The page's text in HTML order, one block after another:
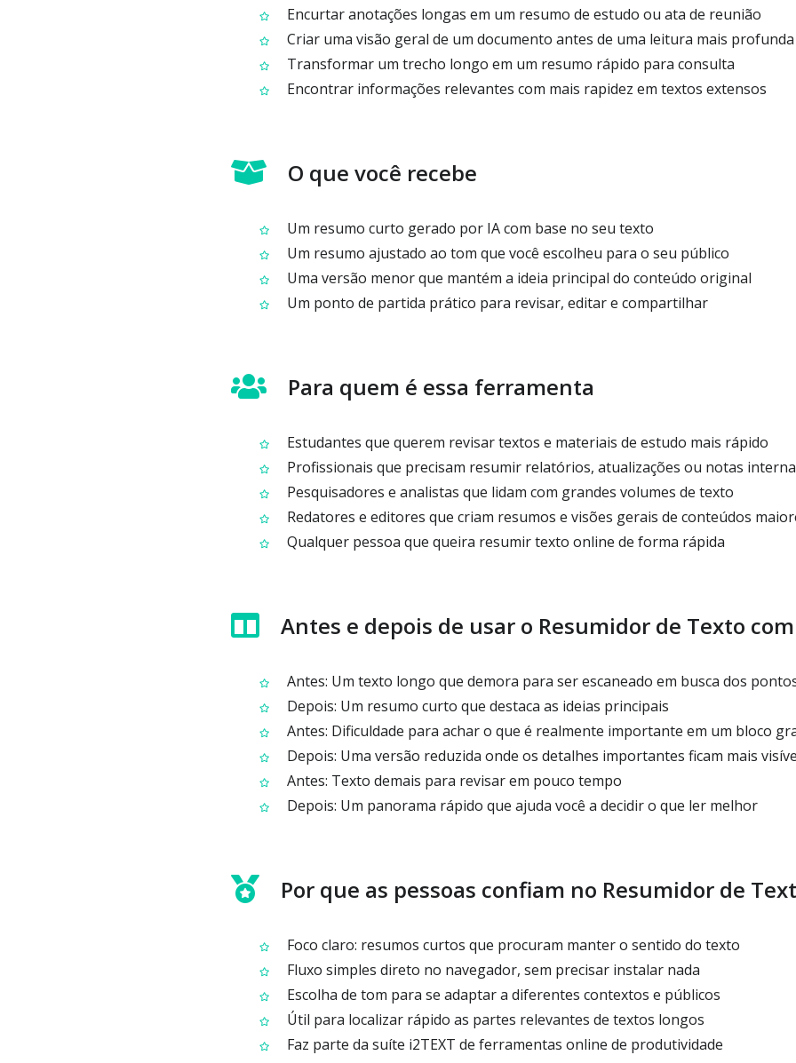
Encurtar anotações longas em um resumo de estudo ou ata de reunião
Criar uma visão geral de um documento antes de uma leitura mais profunda
Transformar um trecho longo em um resumo rápido para consulta
Encontrar informações relevantes com mais rapidez em textos extensos
O que você recebe
Um resumo curto gerado por IA com base no seu texto
Um resumo ajustado ao tom que você escolheu para o seu público
Uma versão menor que mantém a ideia principal do conteúdo original
Um ponto de partida prático para revisar, editar e compartilhar
Para quem é essa ferramenta
Estudantes que querem revisar textos e materiais de estudo mais rápido
Profissionais que precisam resumir relatórios, atualizações ou notas
Pesquisadores e analistas que lidam com grandes volumes de texto
Redatores e editores que criam resumos e visões gerais de conteúdos
Qualquer pessoa que queira resumir texto online de forma rápida
Antes e depois de usar o Resumidor de Texto
Antes: Um texto longo que demora para ser escaneado em busca dos
Depois: Um resumo curto que destaca as ideias principais
Antes: Dificuldade para achar o que é realmente importante em um bloco
Depois: Uma versão reduzida onde os detalhes importantes ficam mais
Antes: Texto demais para revisar em pouco tempo
Depois: Um panorama rápido que ajuda você a decidir o que ler melhor
Por que as pessoas confiam no Resumidor de
Foco claro: resumos curtos que procuram manter o sentido do texto
Fluxo simples direto no navegador, sem precisar instalar nada
Escolha de tom para se adaptar a diferentes contextos e públicos
Útil para localizar rápido as partes relevantes de textos longos
Faz parte da suíte i2TEXT de ferramentas online de produtividade